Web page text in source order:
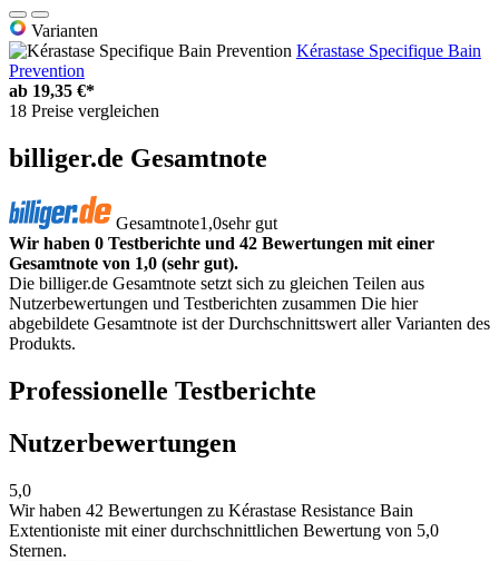
Varianten
Kérastase Specifique Bain
Prevention
ab 19,35 €*
18 Preise vergleichen
billiger.de Gesamtnote
Gesamtnote1,0sehr gut
Wir haben 0 Testberichte und 42 Bewertungen mit einer
Gesamtnote von 1,0 (sehr gut).
Die billiger.de Gesamtnote setzt sich zu gleichen Teilen aus
Nutzerbewertungen und Testberichten zusammen Die hier
abgebildete Gesamtnote ist der Durchschnittswert aller Varianten des
Produkts.
Professionelle Testberichte
Nutzerbewertungen
5,0
Wir haben 42 Bewertungen zu Kérastase Resistance Bain
Extentioniste mit einer durchschnittlichen Bewertung von 5,0
Sternen.